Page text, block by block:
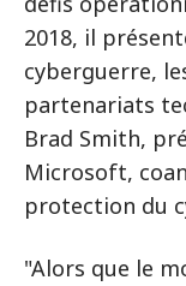
2018, il
cyberguerre,
partenariats
Brad Smith,
Microsoft,
protection du
"Alors que le